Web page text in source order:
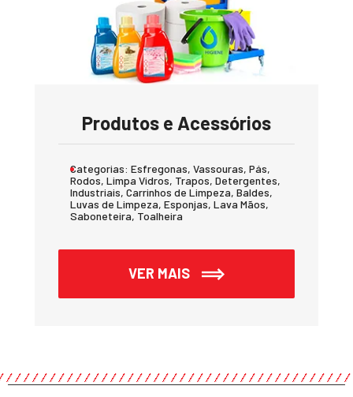
Produtos e Acessórios
Categorias: Esfregonas, Vassouras, Pás,
Rodos, Limpa Vidros, Trapos, Detergentes,
Industriais, Carrinhos de Limpeza, Baldes,
Luvas de Limpeza, Esponjas, Lava Mãos,
Saboneteira, Toalheira
VER MAIS